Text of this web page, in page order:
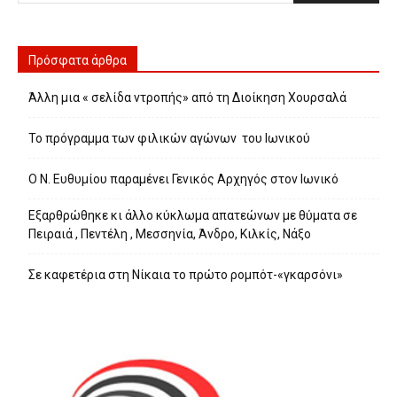
Πρόσφατα άρθρα
Άλλη μια « σελίδα ντροπής» από τη Διοίκηση Χουρσαλά
Το πρόγραμμα των φιλικών αγώνων του Ιωνικού
Ο Ν. Ευθυμίου παραμένει Γενικός Αρχηγός στον Ιωνικό
Εξαρθρώθηκε κι άλλο κύκλωμα απατεώνων με θύματα σε
Πειραιά , Πεντέλη , Μεσσηνία, Άνδρο, Κιλκίς, Νάξο
Σε καφετέρια στη Νίκαια το πρώτο ρομπότ-«γκαρσόνι»